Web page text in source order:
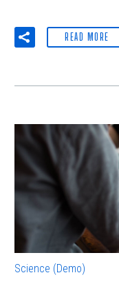
READ MORE
Science (Demo)